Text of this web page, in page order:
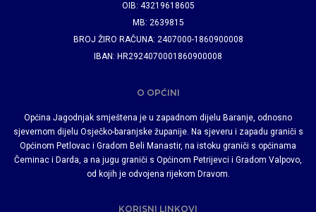
OIB: 43219618605
MB: 2639815
BROJ ŽIRO RAČUNA: 2407000-1860900008
IBAN: HR2924070001860900008
O OPĆINI
Općina Jagodnjak smještena je u zapadnom dijelu Baranje, odnosno
sjevernom dijelu Osječko-baranjske županije. Na sjeveru i zapadu graniči s
Općinom Petlovac i Gradom Beli Manastir, na istoku graniči s općinama
Čeminac i Darda, a na jugu graniči s Općinom Petrijevci i Gradom Valpovo,
od kojih je odvojena rijekom Dravom.
KORISNI LINKOVI